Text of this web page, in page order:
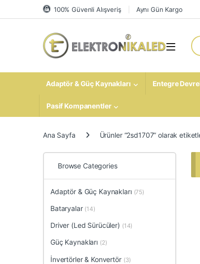
Skip to navigation
Skip to content 100% Güvenli Alışveriş Aynı Gün Kargo
Open
Adaptör & Güç Kaynakları Entegre
Pasif Kompanentler
Ana Sayfa Ürünler “2sd1707” olarak
Browse Categories
Adaptör & Güç Kaynakları (75)
Bataryalar (14)
Driver (Led Sürücüler) (14)
Güç Kaynakları (2)
İnvertörler & Konvertör (3)